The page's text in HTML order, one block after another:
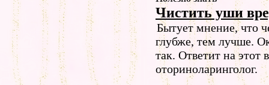
Чистить уши
Бытует мнение, что
глубже, тем лучше.
так. Ответит на этот
оториноларинголог.